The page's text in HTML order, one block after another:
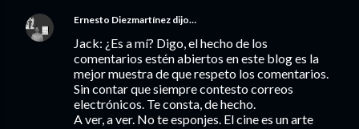
Ernesto Diezmartínez dijo…
Jack: ¿Es a mí? Digo, el hecho de los
comentarios estén abiertos en este blog es la
mejor muestra de que respeto los comentarios.
Sin contar que siempre contesto correos
electrónicos. Te consta, de hecho.
A ver, a ver. No te esponjes. El cine es un arte